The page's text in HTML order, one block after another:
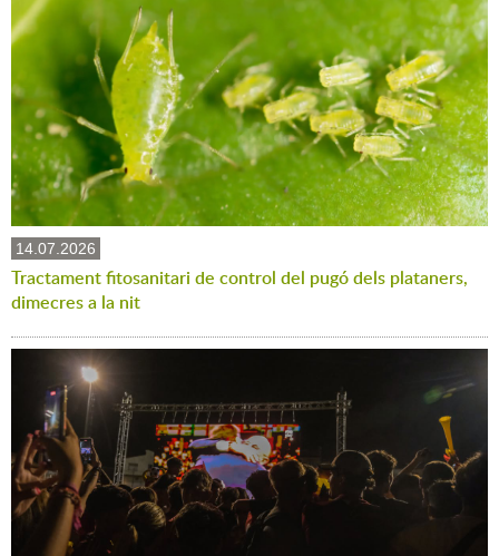
14.07.2026
Tractament fitosanitari de control del pugó dels plataners,
dimecres a la nit